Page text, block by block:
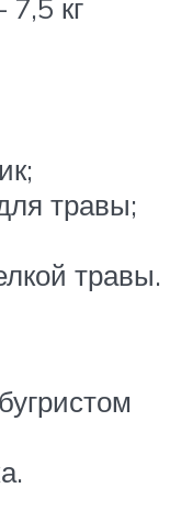
7,5 кг
травы;
травы.